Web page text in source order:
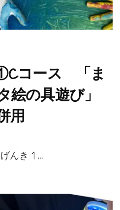
コース 「ま
絵の具遊び」
用
んき 1 …